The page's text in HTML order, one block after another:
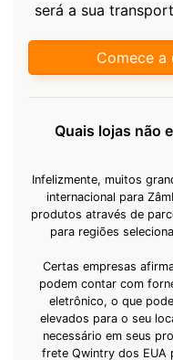
será a sua
Comece a
Quais lojas não
Infelizmente, muitos
internacional para
produtos através de
para regiões
Certas empresas
podem contar com
eletrônico, o que
elevados para o seu
necessário em seus
frete Qwintry dos EUA